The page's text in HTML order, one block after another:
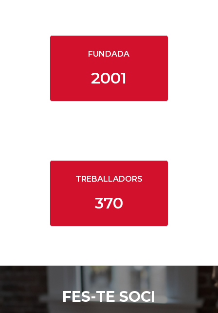
FUNDADA
2001
TREBALLADORS
370
FES-TE SOCI